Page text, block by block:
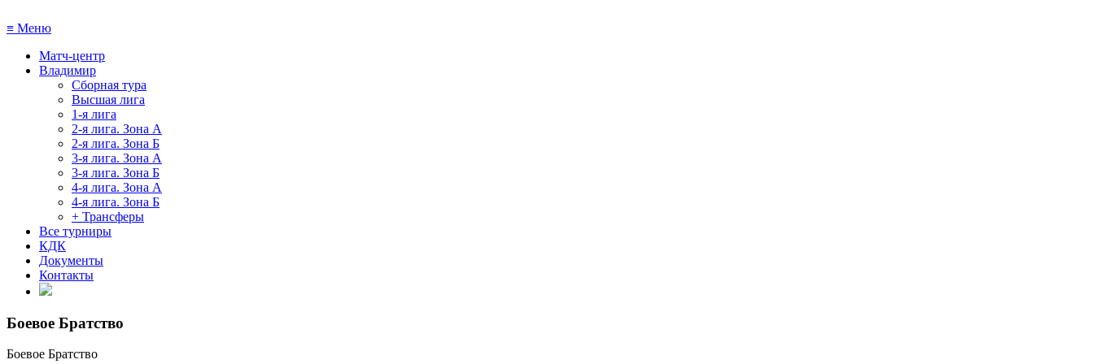
≡ Меню
Матч-центр
Владимир
Сборная тура
Высшая лига
1-я лига
2-я лига. Зона А
2-я лига. Зона Б
3-я лига. Зона А
3-я лига. Зона Б
4-я лига. Зона А
4-я лига. Зона Б
+ Трансферы
Все турниры
КДК
Документы
Контакты
Боевое Братство
Боевое Братство